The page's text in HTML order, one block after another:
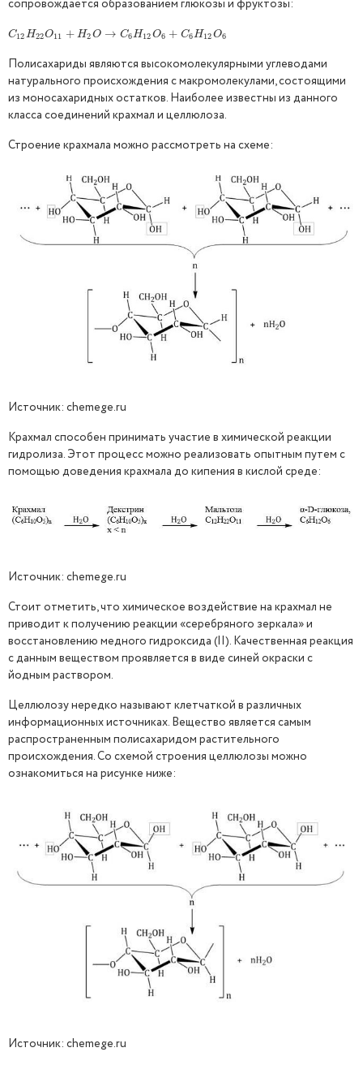
сопровождается образованием глюкозы и фруктозы:
C12H22O11 + H2O → C6H12O6 + C6H12O6
C12H22O11+H2O→C6H12O6+C6 H12O6
Полисахариды являются высокомолекулярными углеводами
натурального происхождения с макромолекулами, состоящими
из моносахаридных остатков. Наиболее известны из данного
класса соединений крахмал и целлюлоза.
Строение крахмала можно рассмотреть на схеме:
Источник: chemege.ru
Крахмал способен принимать участие в химической реакции
гидролиза. Этот процесс можно реализовать опытным путем с
помощью доведения крахмала до кипения в кислой среде:
Источник: chemege.ru
Стоит отметить, что химическое воздействие на крахмал не
приводит к получению реакции «серебряного зеркала» и
восстановлению медного гидроксида (II). Качественная реакция
с данным веществом проявляется в виде синей окраски с
йодным раствором.
Целлюлозу нередко называют клетчаткой в различных
информационных источниках. Вещество является самым
распространенным полисахаридом растительного
происхождения. Со схемой строения целлюлозы можно
ознакомиться на рисунке ниже:
Источник: chemege.ru